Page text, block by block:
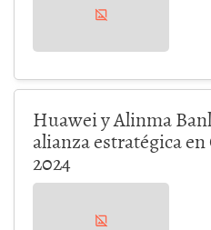
Huawei y Alinma
alianza estratégica
2024